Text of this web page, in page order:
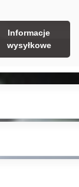
Informacje
wysyłkowe